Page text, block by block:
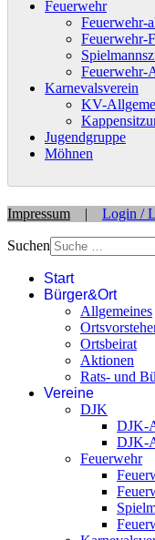
Feuerwehr
Feuerwehr-
Feuerwehr-
Feuerwehr-
Karnevalsverein
KV-
Jugendgruppe
Möhnen
Impressum | Login /
Suchen
Start
Bürger&Ort
Allgemeines
Ortsbeirat
Aktionen
Rats- und
Vereine
DJK
DJK-
DJK-
Feuerwehr